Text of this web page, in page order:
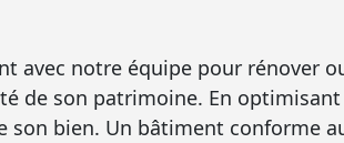
avec notre équipe pour rénover
de son patrimoine. En
son bien. Un bâtiment conforme